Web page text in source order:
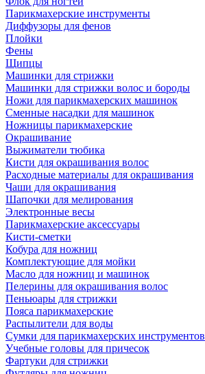
Парикмахерские инструменты
Диффузоры для фенов
Плойки
Фены
Щипцы
Машинки для стрижки
Машинки для стрижки волос и бороды
Ножи для парикмахерских машинок
Сменные насадки для машинок
Ножницы парикмахерские
Окрашивание
Выжиматели тюбика
Кисти для окрашивания волос
Расходные материалы для окрашивания
Чаши для окрашивания
Шапочки для мелирования
Электронные весы
Парикмахерские аксессуары
Кисти-сметки
Кобура для ножниц
Комплектующие для мойки
Масло для ножниц и машинок
Пелерины для окрашивания волос
Пеньюары для стрижки
Пояса парикмахерские
Распылители для воды
Сумки для парикмахерских инструментов
Учебные головы для причесок
Фартуки для стрижки